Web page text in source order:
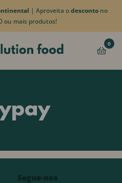
| Aproveita odesconto no
ou mais produtos!
0
Segue-nos